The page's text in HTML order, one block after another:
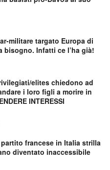
militare targato Europa di
bisogno. Infatti ce l’ha già!
elites chiedono ad
i loro figli a morire in
INTERESSI
francese in Italia strilla
diventato inaccessibile